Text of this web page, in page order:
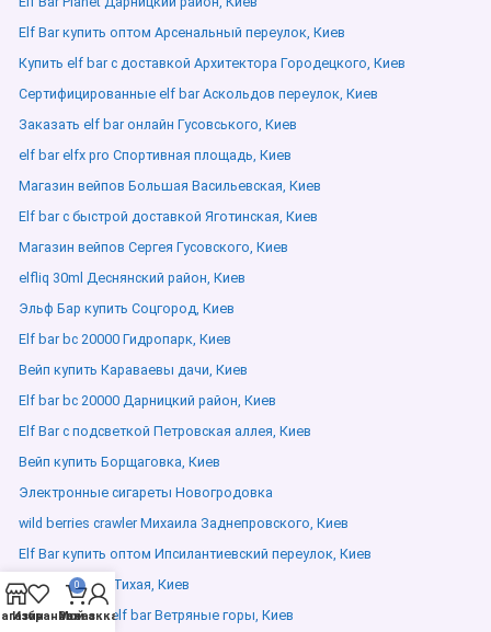
Elf Bar купить оптом Арсенальный переулок, Киев
Купить elf bar с доставкой Архитектора Городецкого, Киев
Сертифицированные elf bar Аскольдов переулок, Киев
Заказать elf bar онлайн Гусовського, Киев
elf bar elfx pro Спортивная площадь, Киев
Магазин вейпов Большая Васильевская, Киев
Elf bar с быстрой доставкой Яготинская, Киев
Магазин вейпов Сергея Гусовского, Киев
elfliq 30ml Деснянский район, Киев
Эльф Бар купить Соцгород, Киев
Elf bar bc 20000 Гидропарк, Киев
Вейп купить Караваевы дачи, Киев
Elf bar bc 20000 Дарницкий район, Киев
Elf Bar с подсветкой Петровская аллея, Киев
Вейп купить Борщаговка, Киев
Электронные сигареты Новогродовка
wild berries crawler Михаила Заднепровского, Киев
Elf Bar купить оптом Ипсилантиевский переулок, Киев
elf bar elfx pro Тихая, Киев
классический elf bar Ветряные горы, Киев
Избранное
0
Заказ
Мой аккаунт